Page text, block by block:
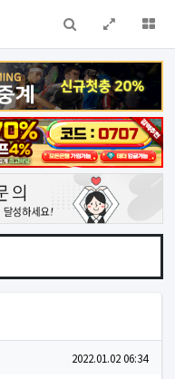
전체창더
작성일
2022.01.02 06:34